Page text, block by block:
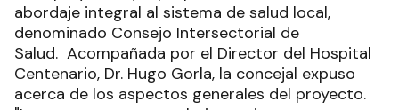
abordaje integral al sistema de salud local,
denominado Consejo Intersectorial de
Salud. Acompañada por el Director del Hospital
Centenario, Dr. Hugo Gorla, la concejal expuso
acerca de los aspectos generales del proyecto.